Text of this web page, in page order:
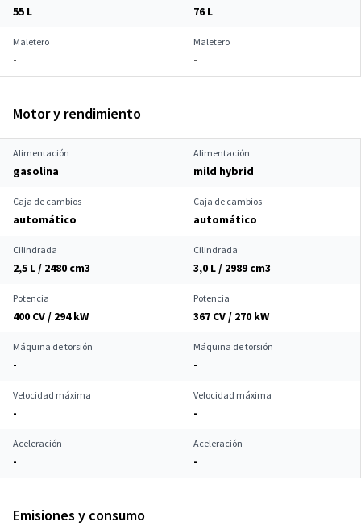
55 L 76 L
Maletero
-
Maletero
-
Motor y rendimiento
Alimentación
gasolina
Alimentación
mild hybrid
Caja de cambios
automático
Caja de cambios
automático
Cilindrada
2,5 L / 2480 cm3
Cilindrada
3,0 L / 2989 cm3
Potencia
400 CV / 294 kW
Potencia
367 CV / 270 kW
Máquina de torsión
-
Máquina de torsión
-
Velocidad máxima
-
Velocidad máxima
-
Aceleración
-
Aceleración
-
Emisiones y consumo